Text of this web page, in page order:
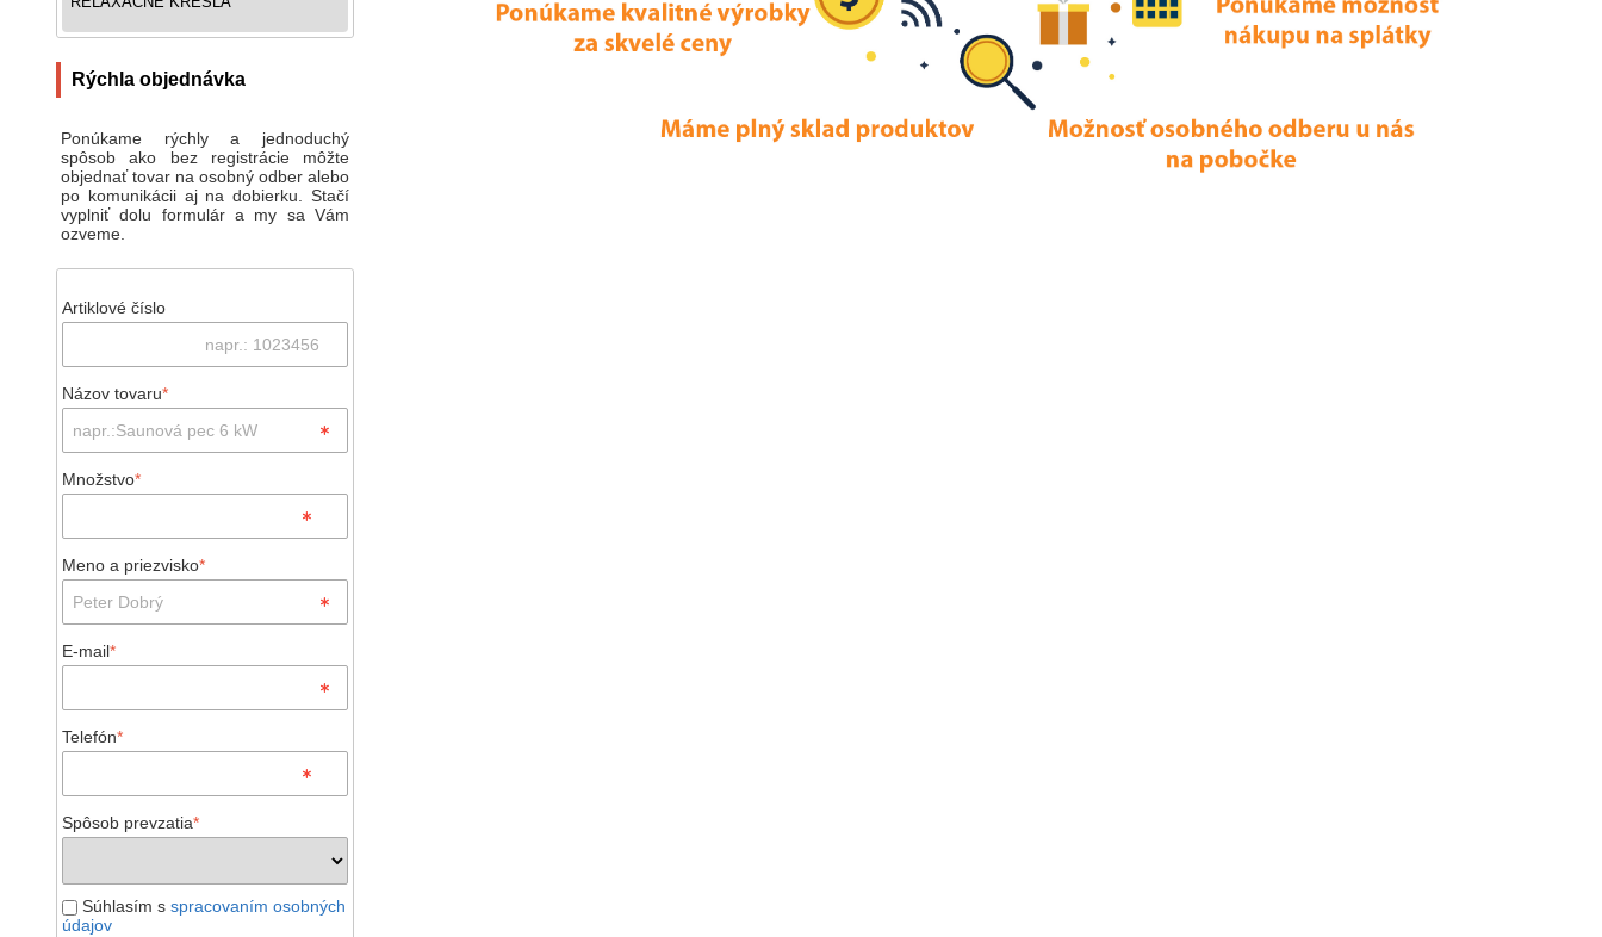
Rýchla objednávka
Ponúkame rýchly a jednoduchý
spôsob ako bez registrácie môžte
objednať tovar na osobný odber alebo
po komunikácii aj na dobierku. Stačí
vyplniť dolu formulár a my sa Vám
ozveme.
Artiklové číslo
Názov tovaru*
Množstvo*
Meno a priezvisko*
E-mail*
Telefón*
Spôsob prevzatia*
Súhlasím s spracovaním osobných
údajov